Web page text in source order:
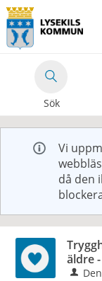
Välkommen
till
e-
tjänster
Lysekils
kommun
Sök
Vi
då den
äldre